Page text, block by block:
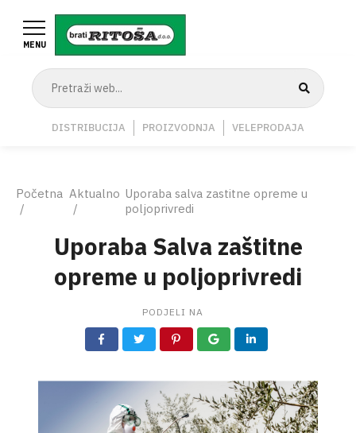
glavni
Navigation
DISTRIBUCIJA PROIZVODNJA VELEPRODAJA
MENU
Breadcrumb
Početna Aktualno Uporaba salva zastitne opreme u
poljoprivredi
Uporaba Salva zaštitne
opreme u poljoprivredi
PODJELI NA